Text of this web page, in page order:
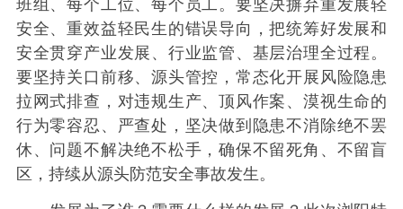
班组、每个工位、每个员工。要坚决摒弃重发展轻
安全、重效益轻民生的错误导向，把统筹好发展和
安全贯穿产业发展、行业监管、基层治理全过程。
要坚持关口前移、源头管控，常态化开展风险隐患
拉网式排查，对违规生产、顶风作案、漠视生命的
行为零容忍、严查处，坚决做到隐患不消除绝不罢
休、问题不解决绝不松手，确保不留死角、不留盲
区，持续从源头防范安全事故发生。